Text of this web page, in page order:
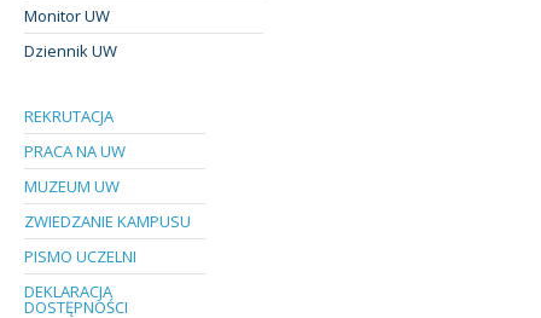
Monitor UW
Dziennik UW
REKRUTACJA
PRACA NA UW
MUZEUM UW
ZWIEDZANIE KAMPUSU
PISMO UCZELNI
DEKLARACJA
DOSTĘPNOŚCI